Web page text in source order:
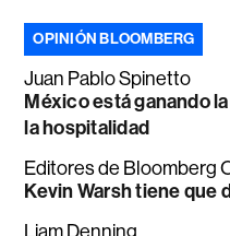
OPINIÓN BLOOMBERG
Juan Pablo Spinetto
México está ganando
la hospitalidad
Editores de Bloomberg
Kevin Warsh tiene que
Liam Denning